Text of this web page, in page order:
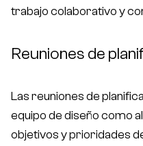
trabajo colaborativo y
Reuniones de
Las reuniones de
equipo de diseño como
objetivos y prioridades